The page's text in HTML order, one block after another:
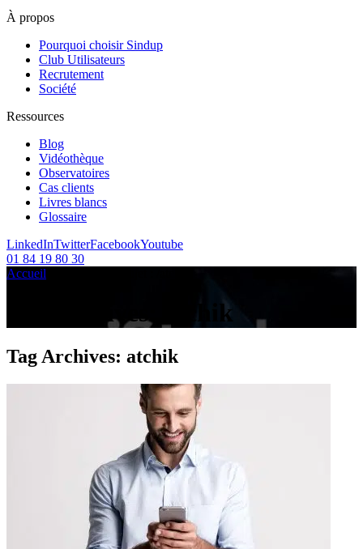
À propos
Pourquoi choisir Sindup
Club Utilisateurs
Recrutement
Société
Ressources
Blog
Vidéothèque
Observatoires
Cas clients
Livres blancs
Glossaire
LinkedInTwitterFacebookYoutube
01 84 19 80 30
Accueil
Tag Archives: atchik
Tag Archives: atchik